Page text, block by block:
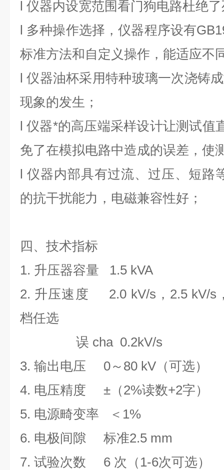
l 仪器内设宽范围看门狗电路杜绝
l 多种操作选择，仪器程序设有
标准方法和自定义操作，能适应不
l仪器油杯采用特种玻璃一次浇铸
现象的发生；
l仪器*的高压端采样设计让测试值
免了在模拟电路中造成的误差，使
l 仪器内部具有过流、过压、短路
的抗干扰能力，电磁兼容性好；
四、技术指标
1. 升压器容量 1.5 kVA
2. 升压速度 2.0 kV/s，2.5 kV/s
档任选
误 cha 0.2kV/s
3. 输出电压 0～80 kV（可选）
4. 电压精度 ± （2%读数+2字）
5. 电源畸变率 ＜1%
6. 电极间隙 标准2.5 mm
7. 试验次数 6 次（1-6次可选）